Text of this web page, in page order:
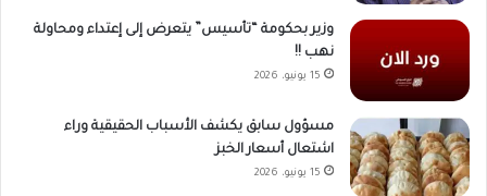
وزير بحكومة “تأسيس” يتعرض إلى إعتداء ومحاولة
نهب !!
15 يونيو، 2026
مسؤول سابق يكشف الأسباب الحقيقية وراء
اشتعال أسعار الخبز
15 يونيو، 2026